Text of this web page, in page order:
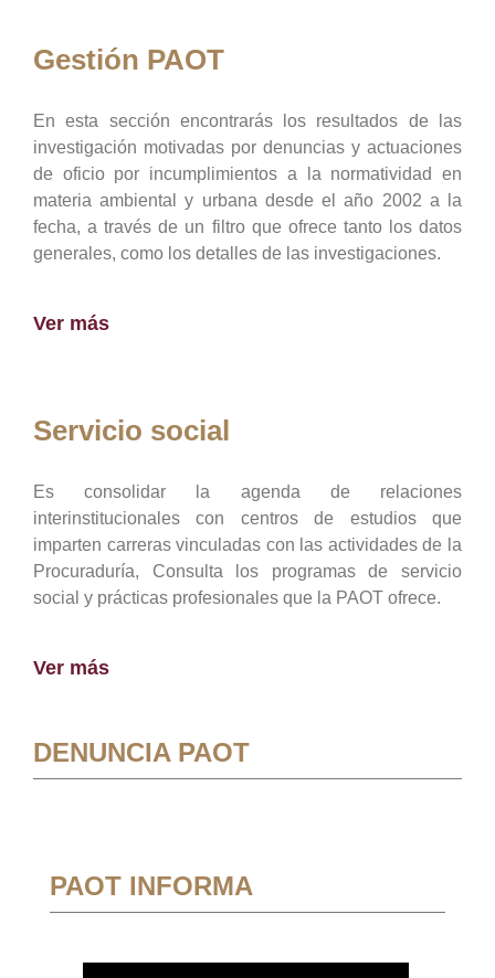
Gestión PAOT
En esta sección encontrarás los resultados de las
investigación motivadas por denuncias y actuaciones
de oficio por incumplimientos a la normatividad en
materia ambiental y urbana desde el año 2002 a la
fecha, a través de un filtro que ofrece tanto los datos
generales, como los detalles de las investigaciones.
Ver más
Servicio social
Es consolidar la agenda de relaciones
interinstitucionales con centros de estudios que
imparten carreras vinculadas con las actividades de la
Procuraduría, Consulta los programas de servicio
social y prácticas profesionales que la PAOT ofrece.
Ver más
DENUNCIA PAOT
PAOT INFORMA